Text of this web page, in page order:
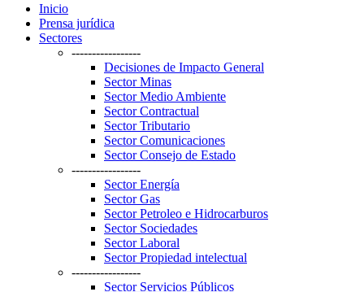
Inicio
Prensa jurídica
Sectores
-----------------
Decisiones de Impacto General
Sector Minas
Sector Medio Ambiente
Sector Contractual
Sector Tributario
Sector Comunicaciones
Sector Consejo de Estado
-----------------
Sector Energía
Sector Gas
Sector Petroleo e Hidrocarburos
Sector Sociedades
Sector Laboral
Sector Propiedad intelectual
-----------------
Sector Servicios Públicos